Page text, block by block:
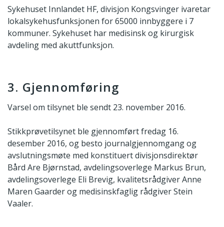
Sykehuset Innlandet HF, divisjon Kongsvinger ivaretar
lokalsykehusfunksjonen for 65000 innbyggere i 7
kommuner. Sykehuset har medisinsk og kirurgisk
avdeling med akuttfunksjon.
3. Gjennomføring
Varsel om tilsynet ble sendt 23. november 2016.
Stikkprøvetilsynet ble gjennomført fredag 16.
desember 2016, og besto journalgjennomgang og
avslutningsmøte med konstituert divisjonsdirektør
Bård Are Bjørnstad, avdelingsoverlege Markus Brun,
avdelingsoverlege Eli Brevig, kvalitetsrådgiver Anne
Maren Gaarder og medisinskfaglig rådgiver Stein
Vaaler.